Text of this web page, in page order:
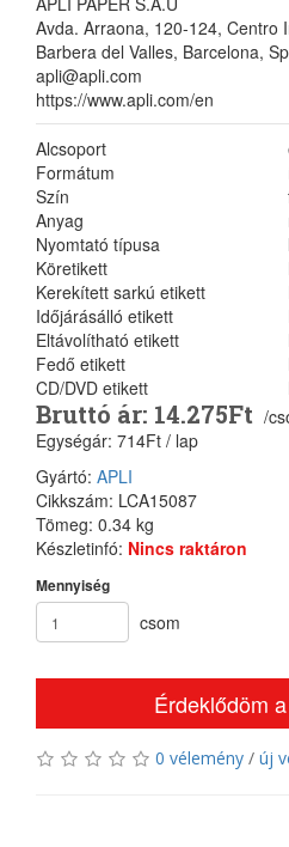
Avda. Arraona, 120-124, Centro
Barbera del Valles, Barcelona,
apli@apli.com
https://www.apli.com/en
Alcsoport
Formátum
Szín
Anyag
Nyomtató típusa
Köretikett
Kerekített sarkú etikett
Időjárásálló etikett
Eltávolítható etikett
Fedő etikett
CD/DVD etikett
Bruttó ár: 14.275Ft /
Egységár: 714Ft / lap
Gyártó: APLI
Cikkszám: LCA15087
Tömeg: 0.34 kg
Készletinfó: Nincs raktáron
Mennyiség
csom
Érdeklődöm
0 vélemény / új